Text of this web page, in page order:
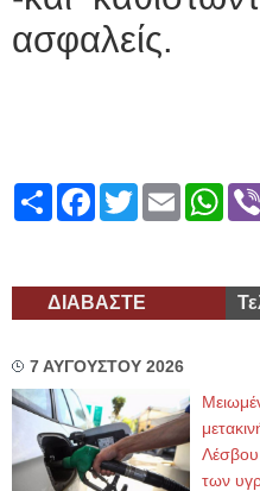
ασφαλείς.
ShareFacebook
TwitterEmail
ΔΙΑΒΑΣΤΕ
7 ΑΥΓΟΥΣΤΟΥ 2026
των